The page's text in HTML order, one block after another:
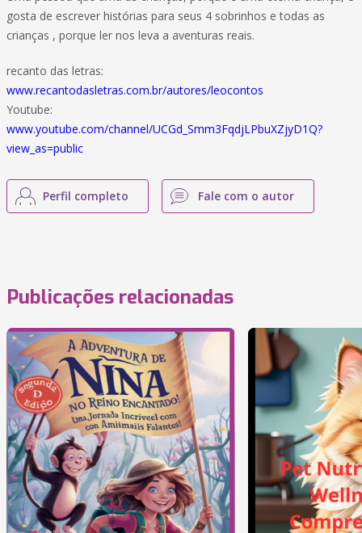
gosta de escrever histórias para seus 4 sobrinhos e todas as
crianças , porque ler nos leva a aventuras reais.
recanto das letras:
www.recantodasletras.com.br/autores/leocontos
Youtube:
www.youtube.com/channel/UCGd_Smm3FqdjLPbuXZjyD1Q?
view_as=public
Perfil completo Fale com o autor
Publicações relacionadas